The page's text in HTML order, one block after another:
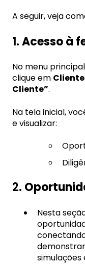
A seguir, veja
1. Acesso à
No menu
clique em
Cliente”.
Na tela inicial,
e visualizar:
2.
Nesta